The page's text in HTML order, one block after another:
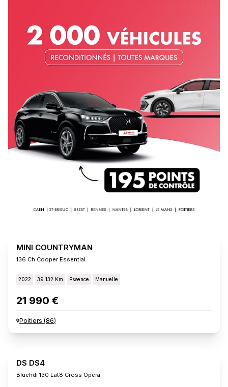
MINI COUNTRYMAN
136 Ch Cooper Essential
2022 39 132 Km Essence Manuelle
21 990 €
Poitiers (86)
DS DS4
Bluehdi 130 Eat8 Cross Opera